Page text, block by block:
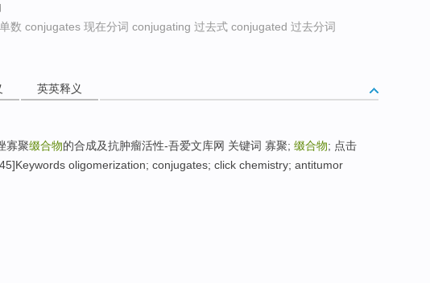
数 conjugates 现在分词 conjugating 过去式 conjugated 过去分词
英英释义
寡聚缀合物的合成及抗肿瘤活性-吾爱文库网 关键词 寡聚; 缀合物; 点击
oligomerization; conjugates; click chemistry; antitumor